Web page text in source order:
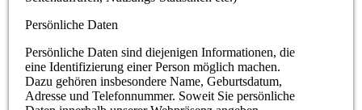
Persönliche Daten
Persönliche Daten sind diejenigen Informationen, die
eine Identifizierung einer Person möglich machen.
Dazu gehören insbesondere Name, Geburtsdatum,
Adresse und Telefonnummer. Soweit Sie persönliche